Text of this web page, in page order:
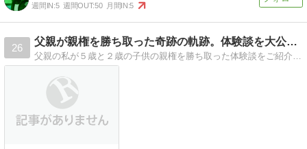
週間IN:5 週間OUT:50 月間IN:5
26
父親が親権を勝ち取った奇跡の軌跡。体験談を大公開！
父親の私が５歳と２歳の子供の親権を勝ち取った体験談をご紹介。探偵に依頼して妻の浮気の証拠を掴んだ実体験もご紹介します。